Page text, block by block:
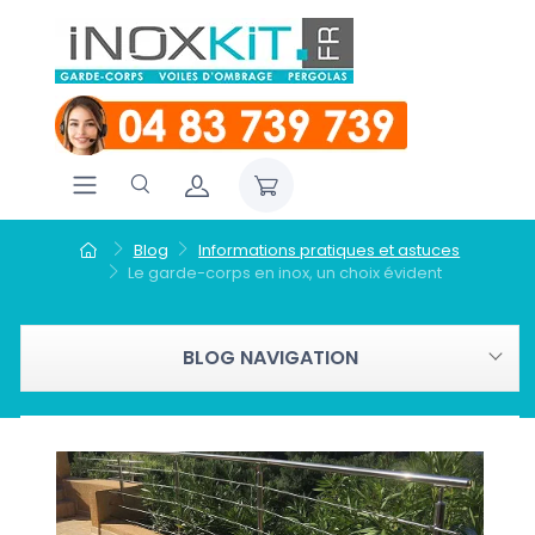
Blog
Informations pratiques et astuces
Le garde-corps en inox, un choix évident
BLOG NAVIGATION